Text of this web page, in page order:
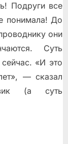
Подруги все
понимала! До
они
Суть
«И это
— сказал
(а суть